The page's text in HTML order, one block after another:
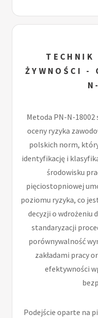
TECHNIK
ŻYWNOŚCI -
Metoda PN-N-
oceny ryzyka
polskich norm,
identyfikację i
środowisku
pięciostopniowej
poziomu ryzyka, co
decyzji o wdrożeniu
standaryzacji
porównywalność
zakładami pracy
efektywności
Podejście oparte na